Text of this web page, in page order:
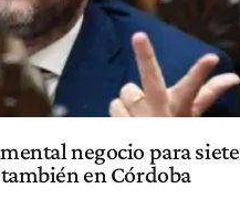
negocio para siete
en Córdoba